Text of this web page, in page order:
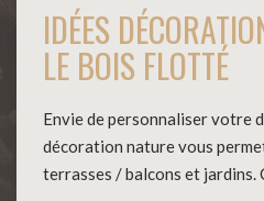
IDÉES
LE BOIS FLOTTÉ
Envie de personnaliser votre
décoration nature vous
terrasses / balcons et jardins.